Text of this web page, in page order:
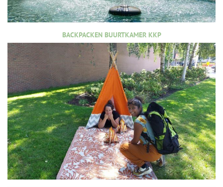
BACKPACKEN BUURTKAMER KKP